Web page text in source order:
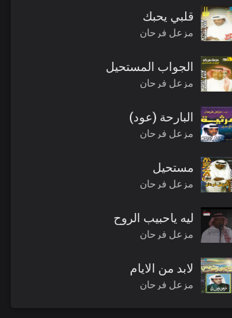
قلبي يحبك
مزعل فرحان
الجواب المستحيل
مزعل فرحان
البارحة (عود)
مزعل فرحان
مستحيل
مزعل فرحان
ليه ياحبيب الروح
مزعل فرحان
لابد من الايام
مزعل فرحان